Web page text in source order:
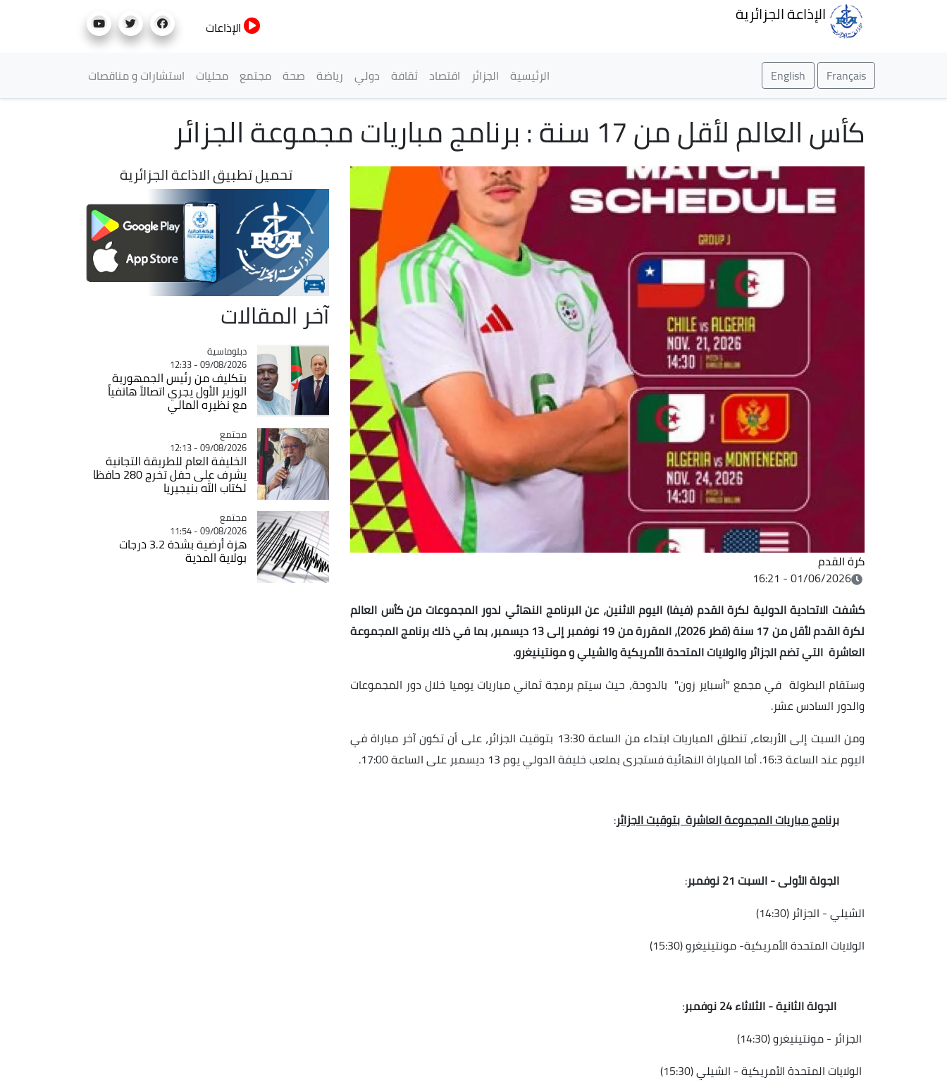
الإذاعة الجزائرية
الإذاعات
Français
English القائمة الرئيسية
الرئيسية الجزائر اقتصاد ثقافة دولي رياضة صحة مجتمع محليات استشارات و مناقصات
كأس العالم لأقل من 17 سنة : برنامج مباريات مجموعة الجزائر
كرة القدم
01/06/2026 - 16:21
كشفت الاتحادية الدولية لكرة القدم (فيفا) اليوم الاثنين، عن البرنامج النهائي لدور المجموعات من كأس العالم
لكرة القدم لأقل من 17 سنة (قطر 2026)، المقررة من 19 نوفمبر إلى 13 ديسمبر، بما في ذلك برنامج المجموعة
العاشرة التي تضم الجزائر والولايات المتحدة الأمريكية والشيلي و مونتينيغرو.
وستقام البطولة في مجمع "أسباير زون" بالدوحة، حيث سيتم برمجة ثماني مباريات يوميا خلال دور المجموعات
والدور السادس عشر.
ومن السبت إلى الأربعاء، تنطلق المباريات ابتداء من الساعة 13:30 بتوقيت الجزائر، على أن تكون آخر مباراة في
اليوم عند الساعة 16:3. أما المباراة النهائية فستجرى بملعب خليفة الدولي يوم 13 ديسمبر على الساعة 17:00.
برنامج مباريات المجموعة العاشرة بتوقيت الجزائر:
الجولة الأولى - السبت 21 نوفمبر
:
الشيلي - الجزائر (14:30)
الولايات المتحدة الأمريكية- مونتينيغرو (15:30)
الجولة الثانية - الثلاثاء 24 نوفمبر
:
الجزائر - مونتينيغرو (14:30)
الولايات المتحدة الأمريكية - الشيلي (15:30)
تحميل تطبيق الاذاعة الجزائرية
آخر المقالات
Catégorie
دبلوماسية
09/08/2026 - 12:33
بتكليف من رئيس الجمهورية
الوزير الأول يجري اتصالاً هاتفياً
مع نظيره المالي
Catégorie
مجتمع
09/08/2026 - 12:13
الخليفة العام للطريقة التجانية
يشرف على حفل تخرج 280 حافظا
لكتاب الله بنيجيريا
Catégorie
مجتمع
09/08/2026 - 11:54
هزة أرضية بشدة 3.2 درجات
بولاية المدية